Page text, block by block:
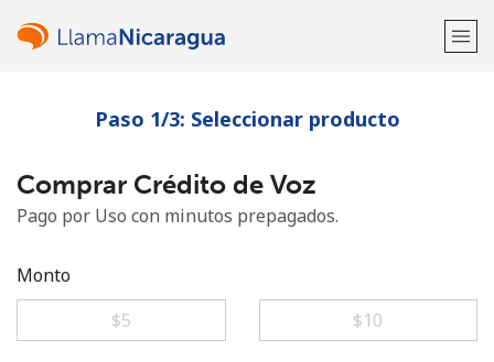
¡Bienvenido!
¿Ya tienes una cuenta?Inicia sesión →
Paso 1/3: Seleccionar producto
Comprar Crédito de Voz
Pago por Uso con minutos prepagados.
Monto
⁦$5⁩
⁦$10⁩